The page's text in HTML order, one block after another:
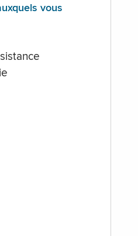
vous